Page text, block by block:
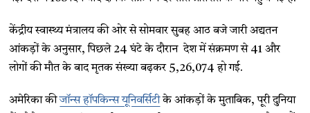
केंद्रीय स्वास्थ्य मंत्रालय की ओर से सोमवार सुबह आठ बजे जारी अद्यतन
आंकड़ों के अनुसार, पिछले 24 घंटे के दौरान देश में संक्रमण से 41 और
लोगों की मौत के बाद मृतक संख्या बढ़कर 5,26,074 हो गई.
अमेरिका कीजॉन्स हॉपकिन्स यूनिवर्सिटीके आंकड़ों के मुताबिक, पूरी दुनिया